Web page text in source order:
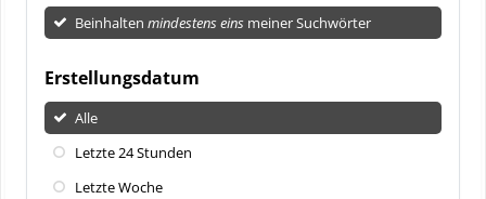
Beinhalten mindestens eins meiner Suchwörter
Erstellungsdatum
Alle
Letzte 24 Stunden
Letzte Woche